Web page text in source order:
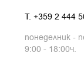
T. +359 2 444
понеделник -
9:00 - 18:00ч.